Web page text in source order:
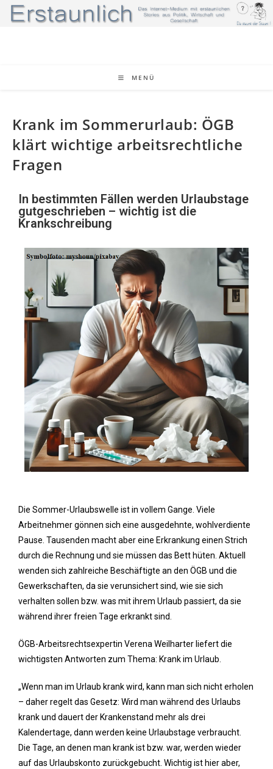
MENÜ
Krank im Sommerurlaub: ÖGB
klärt wichtige arbeitsrechtliche
Fragen
In bestimmten Fällen werden Urlaubstage
gutgeschrieben – wichtig ist die
Krankschreibung
Die Sommer-Urlaubswelle ist in vollem Gange. Viele
Arbeitnehmer gönnen sich eine ausgedehnte, wohlverdiente
Pause. Tausenden macht aber eine Erkrankung einen Strich
durch die Rechnung und sie müssen das Bett hüten. Aktuell
wenden sich zahlreiche Beschäftigte an den ÖGB und die
Gewerkschaften, da sie verunsichert sind, wie sie sich
verhalten sollen bzw. was mit ihrem Urlaub passiert, da sie
während ihrer freien Tage erkrankt sind.
ÖGB-Arbeitsrechtsexpertin Verena Weilharter liefert die
wichtigsten Antworten zum Thema: Krank im Urlaub.
„Wenn man im Urlaub krank wird, kann man sich nicht erholen
– daher regelt das Gesetz: Wird man während des Urlaubs
krank und dauert der Krankenstand mehr als drei
Kalendertage, dann werden keine Urlaubstage verbraucht.
Die Tage, an denen man krank ist bzw. war, werden wieder
auf das Urlaubskonto zurückgebucht. Wichtig ist hier aber,